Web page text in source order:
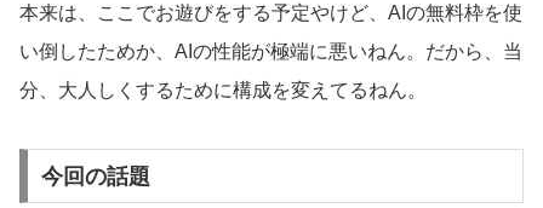
本来は、ここでお遊びをする予定やけど、AIの無料枠を使
い倒したためか、AIの性能が極端に悪いねん。だから、当
分、大人しくするために構成を変えてるねん。
今回の話題